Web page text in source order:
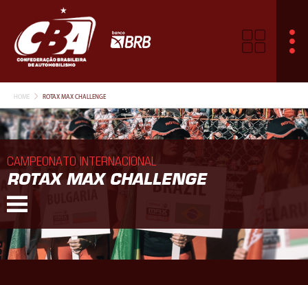
HOME ROTAX MAX CHALLENGE
CAMPEONATO INTERNACIONAL
ROTAX MAX CHALLENGE